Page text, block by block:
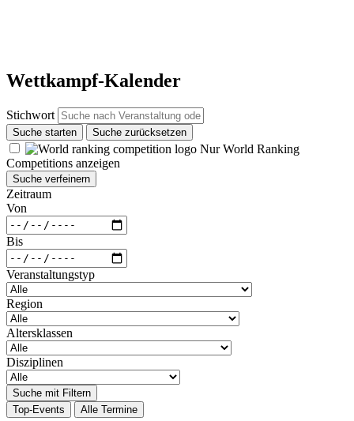
Wettkampf-Kalender
Stichwort
Suche starten Suche zurücksetzen
Nur World Ranking
Competitions anzeigen
Suche verfeinern
Zeitraum
Von
Bis
Veranstaltungstyp
Region
Altersklassen
Disziplinen
Suche mit Filtern
Top-Events
Alle Termine